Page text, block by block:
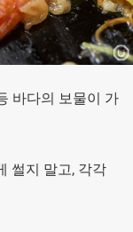
바다의 보물이 가
썰지 말고, 각각